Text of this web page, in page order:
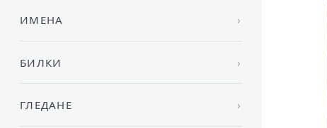
ИМЕНА
БИЛКИ
ГЛЕДАНЕ